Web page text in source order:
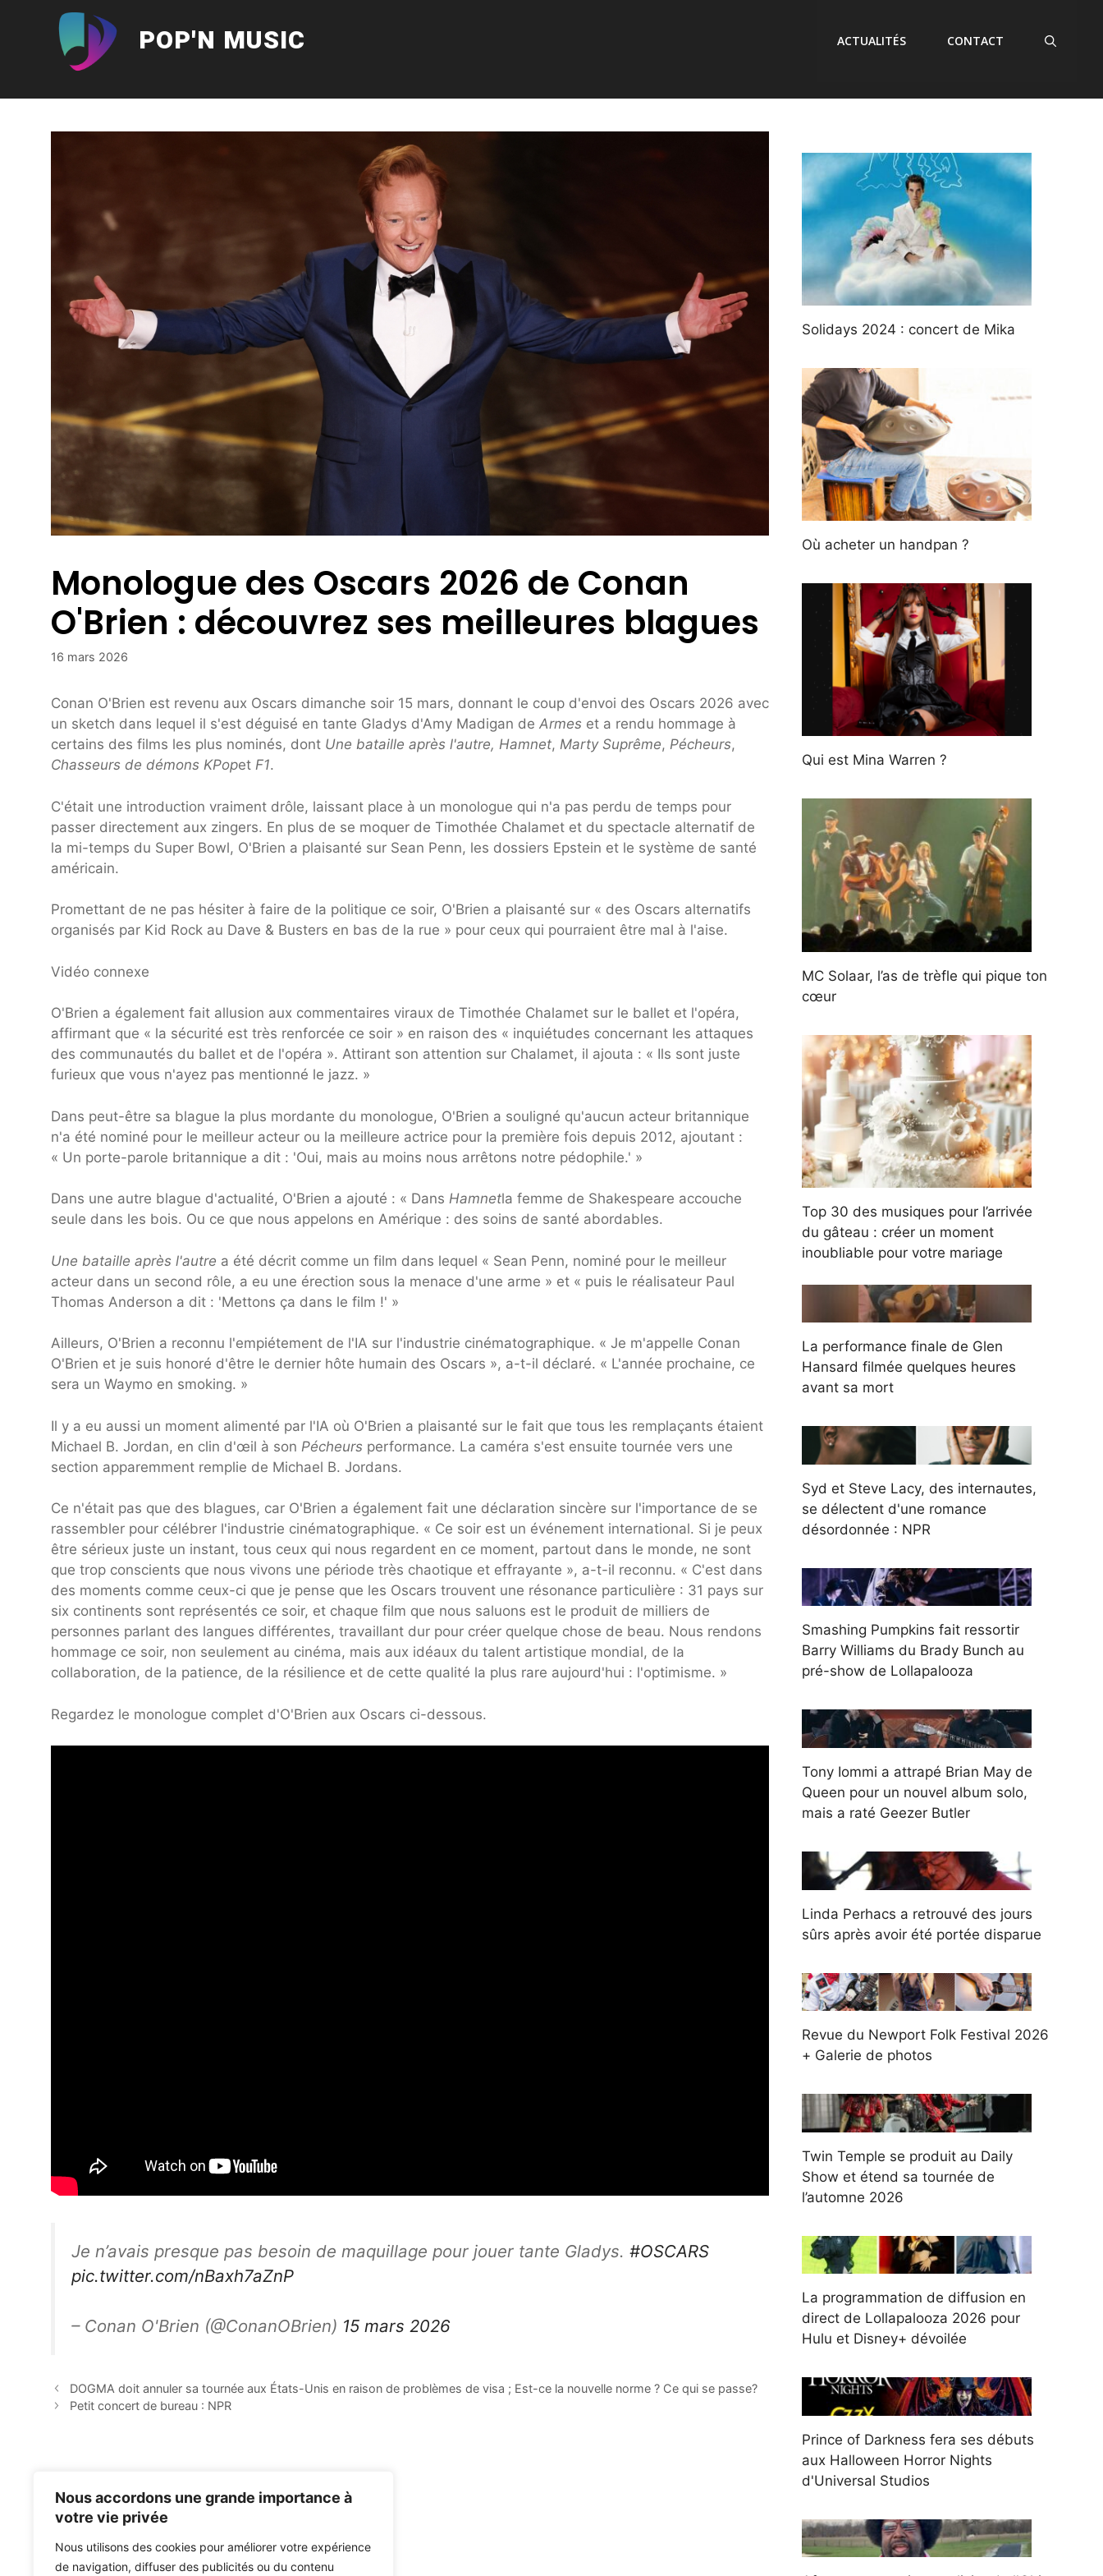
Nous accordons une grande importance à
votre vie privée
Nous utilisons des cookies pour améliorer votre expérience
de navigation, diffuser des publicités ou du contenu
POP'N MUSIC ACTUALITÉS CONTACT
Monologue des Oscars 2026 de Conan
O'Brien : découvrez ses meilleures blagues
16 mars 2026
Conan O'Brien est revenu aux Oscars dimanche soir 15 mars, donnant le coup d'envoi des Oscars 2026 avec
un sketch dans lequel il s'est déguisé en tante Gladys d'Amy Madigan de Armes et a rendu hommage à
certains des films les plus nominés, dont Une bataille après l'autre, Hamnet, Marty Suprême, Pécheurs,
Chasseurs de démons KPopet F1.
C'était une introduction vraiment drôle, laissant place à un monologue qui n'a pas perdu de temps pour
passer directement aux zingers. En plus de se moquer de Timothée Chalamet et du spectacle alternatif de
la mi-temps du Super Bowl, O'Brien a plaisanté sur Sean Penn, les dossiers Epstein et le système de santé
américain.
Promettant de ne pas hésiter à faire de la politique ce soir, O'Brien a plaisanté sur « des Oscars alternatifs
organisés par Kid Rock au Dave & Busters en bas de la rue » pour ceux qui pourraient être mal à l'aise.
Vidéo connexe
O'Brien a également fait allusion aux commentaires viraux de Timothée Chalamet sur le ballet et l'opéra,
affirmant que « la sécurité est très renforcée ce soir » en raison des « inquiétudes concernant les attaques
des communautés du ballet et de l'opéra ». Attirant son attention sur Chalamet, il ajouta : « Ils sont juste
furieux que vous n'ayez pas mentionné le jazz. »
Dans peut-être sa blague la plus mordante du monologue, O'Brien a souligné qu'aucun acteur britannique
n'a été nominé pour le meilleur acteur ou la meilleure actrice pour la première fois depuis 2012, ajoutant :
« Un porte-parole britannique a dit : 'Oui, mais au moins nous arrêtons notre pédophile.' »
Dans une autre blague d'actualité, O'Brien a ajouté : « Dans Hamnetla femme de Shakespeare accouche
seule dans les bois. Ou ce que nous appelons en Amérique : des soins de santé abordables.
Une bataille après l'autre a été décrit comme un film dans lequel « Sean Penn, nominé pour le meilleur
acteur dans un second rôle, a eu une érection sous la menace d'une arme » et « puis le réalisateur Paul
Thomas Anderson a dit : 'Mettons ça dans le film !' »
Ailleurs, O'Brien a reconnu l'empiétement de l'IA sur l'industrie cinématographique. « Je m'appelle Conan
O'Brien et je suis honoré d'être le dernier hôte humain des Oscars », a-t-il déclaré. « L'année prochaine, ce
sera un Waymo en smoking. »
Il y a eu aussi un moment alimenté par l'IA où O'Brien a plaisanté sur le fait que tous les remplaçants étaient
Michael B. Jordan, en clin d'œil à son Pécheurs performance. La caméra s'est ensuite tournée vers une
section apparemment remplie de Michael B. Jordans.
Ce n'était pas que des blagues, car O'Brien a également fait une déclaration sincère sur l'importance de se
rassembler pour célébrer l'industrie cinématographique. « Ce soir est un événement international. Si je peux
être sérieux juste un instant, tous ceux qui nous regardent en ce moment, partout dans le monde, ne sont
que trop conscients que nous vivons une période très chaotique et effrayante », a-t-il reconnu. « C'est dans
des moments comme ceux-ci que je pense que les Oscars trouvent une résonance particulière : 31 pays sur
six continents sont représentés ce soir, et chaque film que nous saluons est le produit de milliers de
personnes parlant des langues différentes, travaillant dur pour créer quelque chose de beau. Nous rendons
hommage ce soir, non seulement au cinéma, mais aux idéaux du talent artistique mondial, de la
collaboration, de la patience, de la résilience et de cette qualité la plus rare aujourd'hui : l'optimisme. »
Regardez le monologue complet d'O'Brien aux Oscars ci-dessous.
Je n’avais presque pas besoin de maquillage pour jouer tante Gladys. #OSCARS
pic.twitter.com/nBaxh7aZnP
– Conan O'Brien (@ConanOBrien) 15 mars 2026
DOGMA doit annuler sa tournée aux États-Unis en raison de problèmes de visa ; Est-ce la nouvelle norme ? Ce qui se passe?
Petit concert de bureau : NPR
Solidays 2024 : concert de Mika
Où acheter un handpan ?
Qui est Mina Warren ?
MC Solaar, l’as de trèfle qui pique ton
cœur
Top 30 des musiques pour l’arrivée
du gâteau : créer un moment
inoubliable pour votre mariage
La performance finale de Glen
Hansard filmée quelques heures
avant sa mort
Syd et Steve Lacy, des internautes,
se délectent d'une romance
désordonnée : NPR
Smashing Pumpkins fait ressortir
Barry Williams du Brady Bunch au
pré-show de Lollapalooza
Tony Iommi a attrapé Brian May de
Queen pour un nouvel album solo,
mais a raté Geezer Butler
Linda Perhacs a retrouvé des jours
sûrs après avoir été portée disparue
Revue du Newport Folk Festival 2026
+ Galerie de photos
Twin Temple se produit au Daily
Show et étend sa tournée de
l’automne 2026
La programmation de diffusion en
direct de Lollapalooza 2026 pour
Hulu et Disney+ dévoilée
Prince of Darkness fera ses débuts
aux Halloween Horror Nights
d'Universal Studios